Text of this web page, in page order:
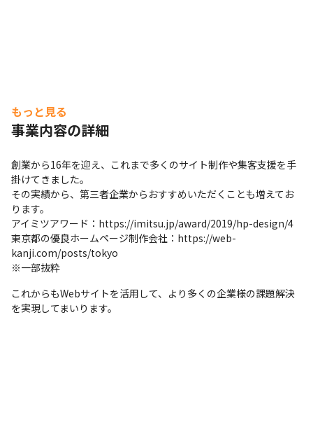
もっと見る
事業内容の詳細
創業から16年を迎え、これまで多くのサイト制作や集客支援を手
掛けてきました。
その実績から、第三者企業からおすすめいただくことも増えてお
ります。
アイミツアワード：https://imitsu.jp/award/2019/hp-design/4
東京都の優良ホームページ制作会社：https://web-
kanji.com/posts/tokyo
※一部抜粋
これからもWebサイトを活用して、より多くの企業様の課題解決
を実現してまいります。